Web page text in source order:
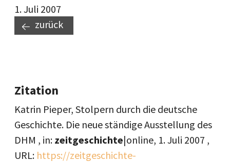
1. Juli 2007
zurück
Zitation
Katrin Pieper, Stolpern durch die deutsche
Geschichte. Die neue ständige Ausstellung des
DHM , in: zeitgeschichte|online, 1. Juli 2007 ,
URL: https://zeitgeschichte-